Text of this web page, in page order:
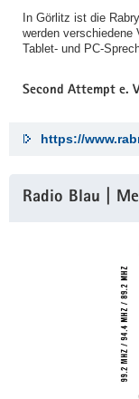
In Görlitz ist die
werden verschiedene
Tablet- und PC-
Second Attempt e.
https://
Radio Blau |